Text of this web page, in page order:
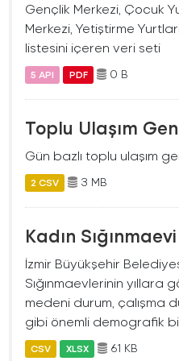
Gençlik Merkezi, Çocuk
Merkezi, Yetiştirme
listesini içeren veri seti
5 API PDF 0 B
Toplu Ulaşım
Gün bazlı toplu ulaşım
2 CSV 3 MB
Kadın Sığınmaevi
İzmir Büyükşehir
Sığınmaevlerinin yıllara
medeni durum, çalışma
gibi önemli demografik
CSV XLSX 61 KB